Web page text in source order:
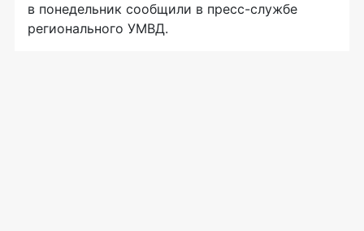
в понедельник сообщили в пресс-службе
регионального УМВД.